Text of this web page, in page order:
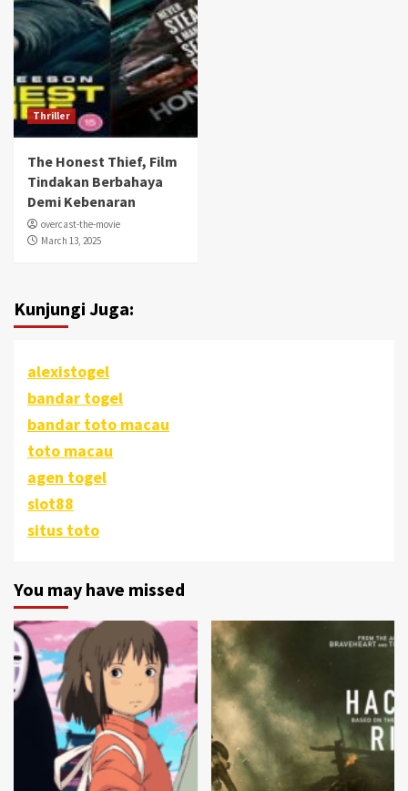
Thriller
The Honest Thief, Film
Tindakan Berbahaya
Demi Kebenaran
overcast-the-movie
March 13, 2025
Kunjungi Juga:
alexistogel
bandar togel
bandar toto macau
toto macau
agen togel
slot88
situs toto
You may have missed